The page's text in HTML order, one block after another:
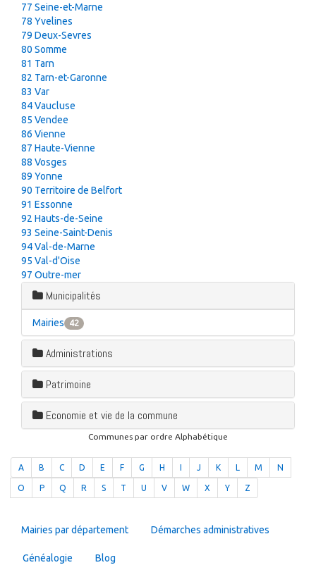
77 Seine-et-Marne
78 Yvelines
79 Deux-Sevres
80 Somme
81 Tarn
82 Tarn-et-Garonne
83 Var
84 Vaucluse
85 Vendee
86 Vienne
87 Haute-Vienne
88 Vosges
89 Yonne
90 Territoire de Belfort
91 Essonne
92 Hauts-de-Seine
93 Seine-Saint-Denis
94 Val-de-Marne
95 Val-d'Oise
97 Outre-mer
Municipalités
Mairies 42
Administrations
Patrimoine
Economie et vie de la commune
Communes par ordre Alphabétique
A B C D E F G H J K L M N
O P Q R S T U V W X Y Z
Mairies par département Démarches administratives
Généalogie Blog